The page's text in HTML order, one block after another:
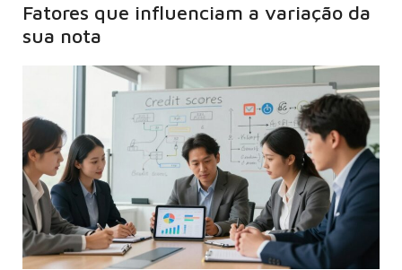
Fatores que influenciam a variação da
sua nota